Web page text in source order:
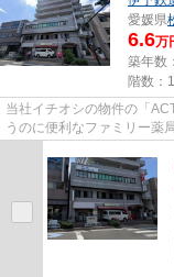
愛媛県
6.6万
築年数
階数：
当社イチオシの物件の「
うのに便利なファミリー薬